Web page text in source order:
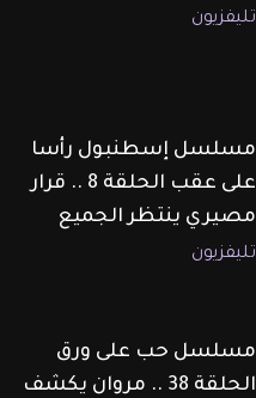
تليفزيون
مسلسل إسطنبول رأسا
على عقب الحلقة 8 .. قرار
مصيري ينتظر الجميع
تليفزيون
مسلسل حب على ورق
الحلقة 38 .. مروان يكشف